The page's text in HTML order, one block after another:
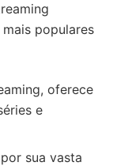
populares
oferece
e
sua vasta